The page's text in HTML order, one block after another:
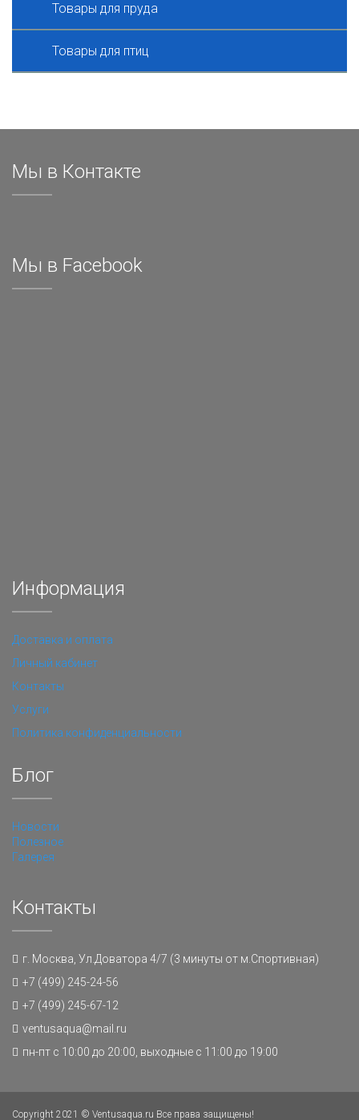
Товары для пруда
Товары для птиц
Мы в Контакте
Мы в Facebook
Информация
Доставка и оплата
Личный кабинет
Контакты
Услуги
Политика конфиденциальности
Блог
Новости
Полезное
Галерея
Контакты
г. Москва, Ул.Доватора 4/7 (3 минуты от м.Спортивная)
+7 (499) 245-24-56
+7 (499) 245-67-12
ventusaqua@mail.ru
пн-пт с 10:00 до 20:00, выходные с 11:00 до 19:00
Copyright 2021 © Ventusaqua.ru Все права защищены!